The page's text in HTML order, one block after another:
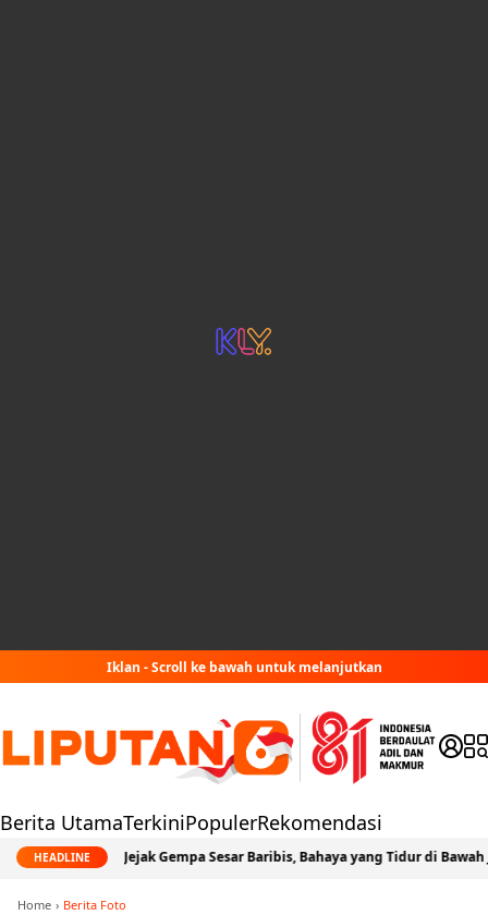
Iklan - Scroll ke bawah untuk melanjutkan
Berita UtamaTerkiniPopulerRekomendasi
HEADLINE
Jejak Gempa Sesar Baribis, Bahaya yang Tidur di Bawah Jabodetabek
Home Berita Foto